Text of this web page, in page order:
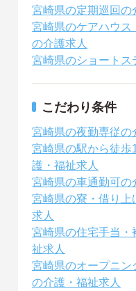
宮崎県の定期巡回の
宮崎県のケアハウス
の介護求人
宮崎県のショートス
こだわり条件
宮崎県の夜勤専従の
宮崎県の駅から徒歩
護・福祉求人
宮崎県の車通勤可の
宮崎県の寮・借り上
求人
宮崎県の住宅手当・
祉求人
宮崎県のオープニン
の介護・福祉求人